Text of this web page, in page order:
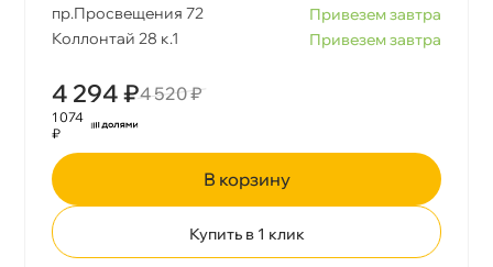
пр.Просвещения 72
Привезем завтра
Коллонтай 28 к.1
Привезем завтра
4 294 ₽4 520 ₽
1 074
₽
корзину
Купить в 1 клик